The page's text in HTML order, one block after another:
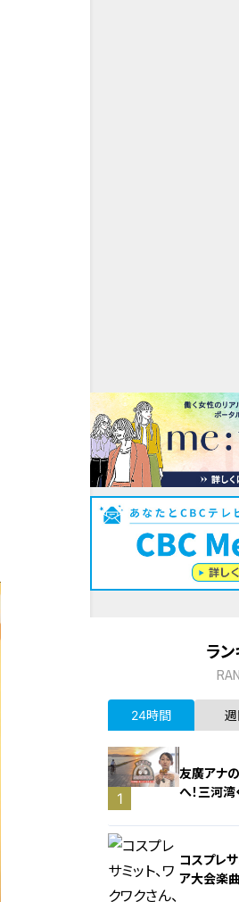
ラン
24時間
1
友廣アナ
へ！三河
コスプレサ
ア大会楽